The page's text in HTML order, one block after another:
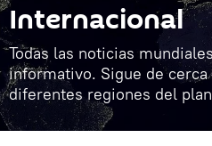
Internacional
Todas las noticias
informativo. Sigue de cerca
diferentes regiones del